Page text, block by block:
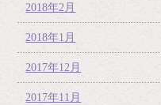
2018年2月
2018年1月
2017年12月
2017年11月